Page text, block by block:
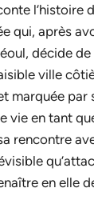
l’histoire
qui, après
décide
ville
marquée par
vie en tant
rencontre
en elle